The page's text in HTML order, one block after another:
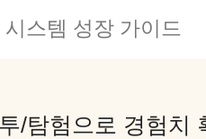
스템 성장 가이드
/탐험으로 경험